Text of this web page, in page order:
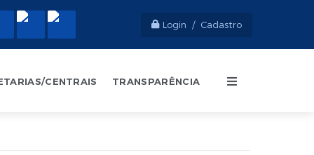
Login / Cadastro
CENTRAIS TRANSPARÊNCIA